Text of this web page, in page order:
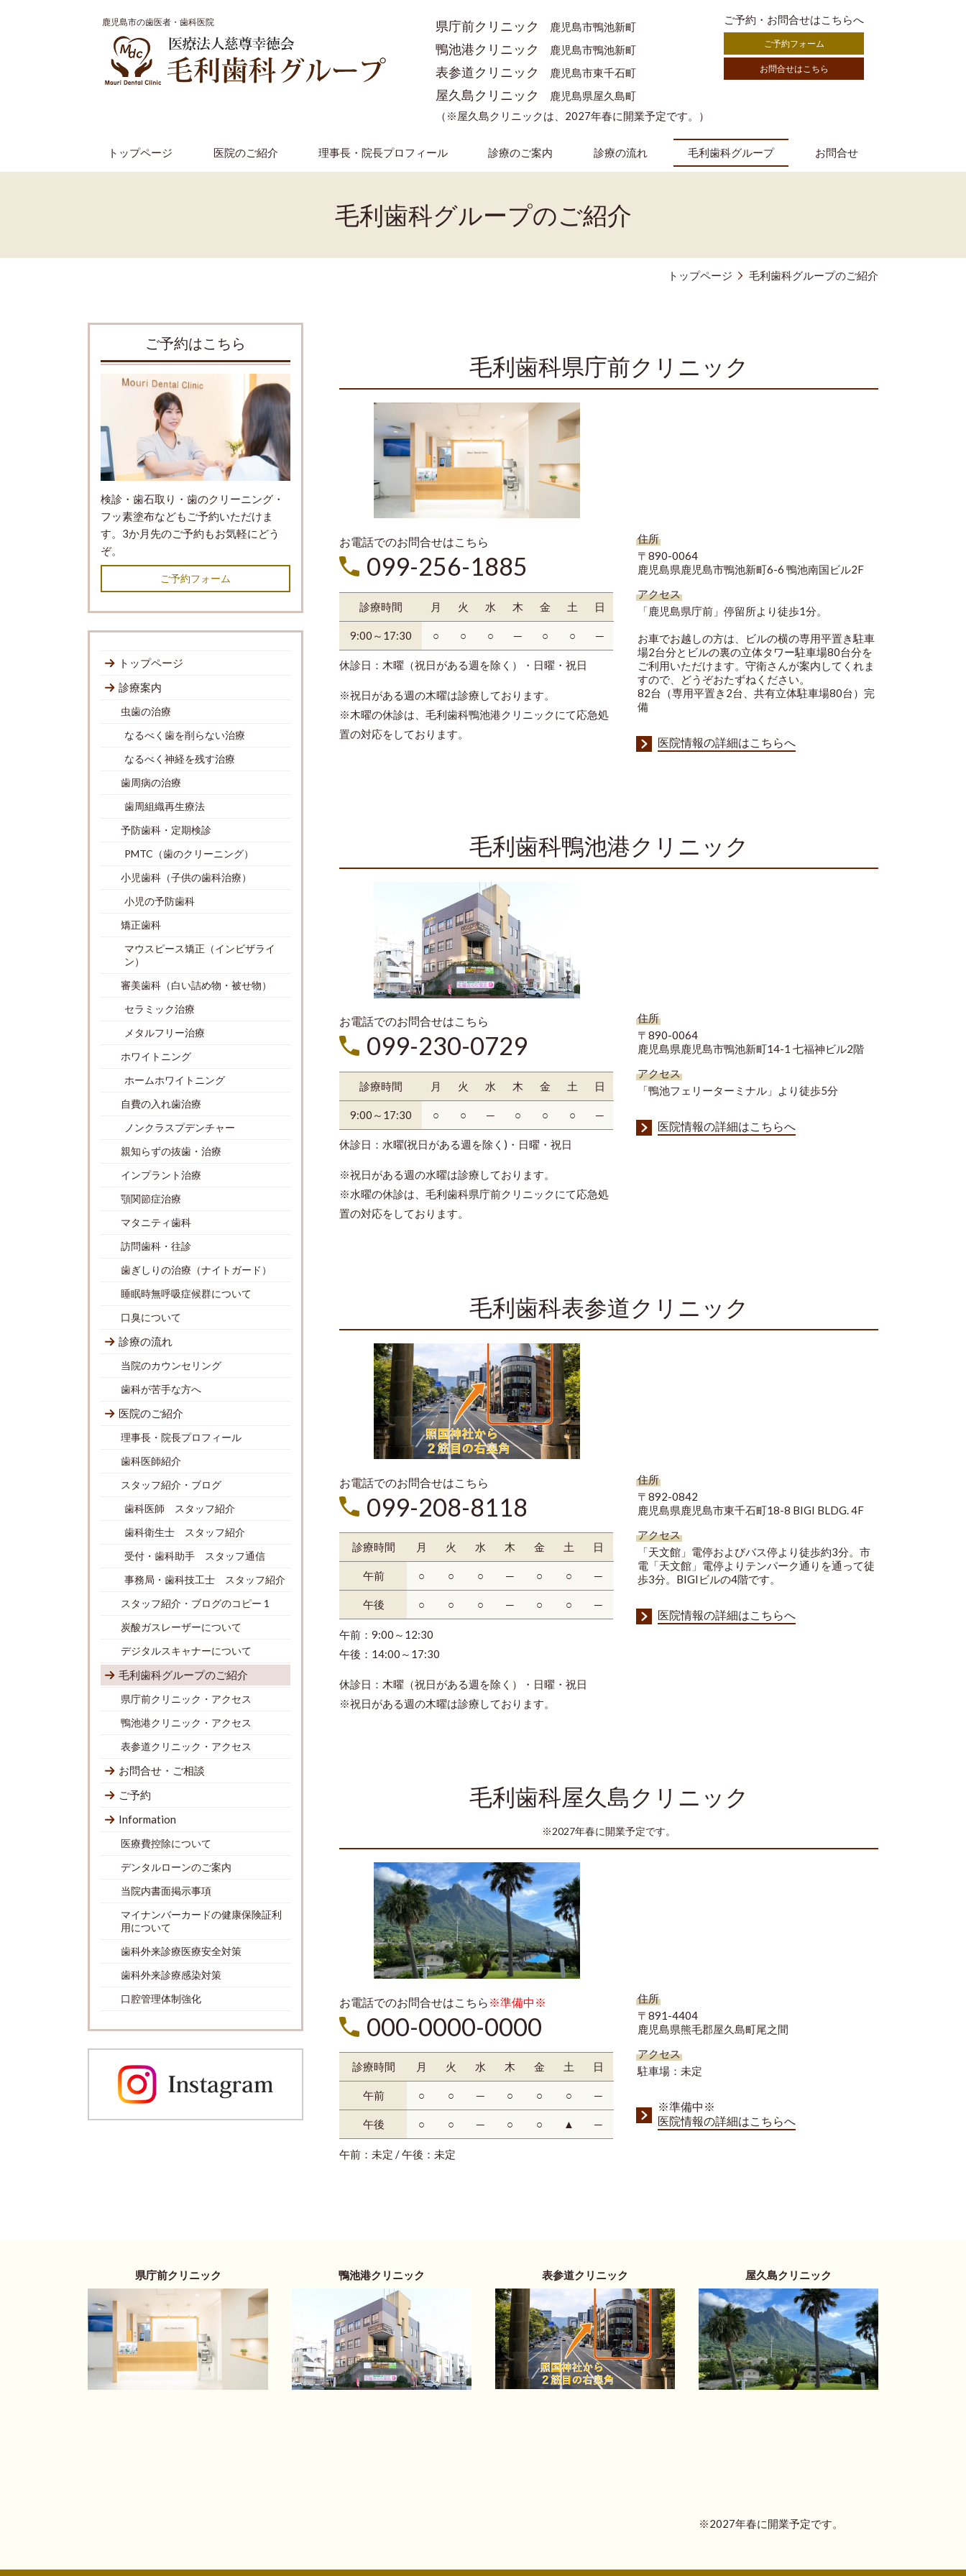
鹿児島市の歯医者・歯科医院 県庁前クリニック 鹿児島市鴨池新町
鴨池港クリニック 鹿児島市鴨池新町
表参道クリニック 鹿児島市東千石町
屋久島クリニック
鹿児島県屋久島町
（※屋久島クリニックは、2027年春に開業予定です。）
ご予約・お問合せはこちらへ
ご予約フォーム
お問合せはこちら
トップページ 医院のご紹介 理事長・院長プロフィール 診療のご案内 診療の流れ 毛利歯科グループ お問合せ
毛利歯科グループのご紹介
トップページ 毛利歯科グループのご紹介
毛利歯科県庁前クリニック
お電話でのお問合せはこちら
099-256-1885
診療時間 月 火 水 木 金 土 日
9:00～17:30 ○ ○ ○ ─ ○ ○ ─
休診日：木曜（祝日がある週を除く）・日曜・祝日
※祝日がある週の木曜は診療しております。
※木曜の休診は、毛利歯科鴨池港クリニックにて応急処
置の対応をしております。
住所
〒890-0064
鹿児島県鹿児島市鴨池新町6-6 鴨池南国ビル2F
アクセス
「鹿児島県庁前」停留所より徒歩1分。
お車でお越しの方は、ビルの横の専用平置き駐車
場2台分とビルの裏の立体タワー駐車場80台分を
ご利用いただけます。守衛さんが案内してくれま
すので、どうぞおたずねください。
82台（専用平置き2台、共有立体駐車場80台）完
備
医院情報の詳細はこちらへ
毛利歯科鴨池港クリニック
お電話でのお問合せはこちら
099-230-0729
診療時間 月 火 水 木 金 土 日
9:00～17:30 ○ ○ ─ ○ ○ ○ ─
休診日：水曜(祝日がある週を除く)・日曜・祝日
※祝日がある週の水曜は診療しております。
※水曜の休診は、毛利歯科県庁前クリニックにて応急処
置の対応をしております。
住所
〒890-0064
鹿児島県鹿児島市鴨池新町14-1 七福神ビル2階
アクセス
「鴨池フェリーターミナル」より徒歩5分
医院情報の詳細はこちらへ
毛利歯科表参道クリニック
お電話でのお問合せはこちら
099-208-8118
診療時間 月 火 水 木 金 土 日
午前 ○ ○ ○ ─ ○ ○ ─
午後 ○ ○ ○ ─ ○ ○ ─
午前：9:00～12:30
午後：14:00～17:30
休診日：木曜（祝日がある週を除く）・日曜・祝日
※祝日がある週の木曜は診療しております。
住所
〒892-0842
鹿児島県鹿児島市東千石町18-8 BIGI BLDG. 4F
アクセス
「天文館」電停およびバス停より徒歩約3分。市
電「天文館」電停よりテンパーク通りを通って徒
歩3分。BIGIビルの4階です。
医院情報の詳細はこちらへ
毛利歯科屋久島クリニック
※2027年春に開業予定です。
お電話でのお問合せはこちら ※準備中※
000-0000-0000
診療時間 月 火 水 木 金 土 日
午前 ○ ○ ─ ○ ○ ○ ─
午後 ○ ○ ─ ○ ○ ▲ ─
午前：未定 / 午後：未定
住所
〒891-4404
鹿児島県熊毛郡屋久島町尾之間
アクセス
駐車場：未定
※準備中※
医院情報の詳細はこちらへ
ご予約はこちら
検診・歯石取り・歯のクリーニング・
フッ素塗布などもご予約いただけま
す。3か月先のご予約もお気軽にどう
ぞ。
ご予約フォーム
トップページ
診療案内
虫歯の治療
なるべく歯を削らない治療
なるべく神経を残す治療
歯周病の治療
歯周組織再生療法
予防歯科・定期検診
PMTC（歯のクリーニング）
小児歯科（子供の歯科治療）
小児の予防歯科
矯正歯科
マウスピース矯正（インビザライ
ン）
審美歯科（白い詰め物・被せ物）
セラミック治療
メタルフリー治療
ホワイトニング
ホームホワイトニング
自費の入れ歯治療
ノンクラスプデンチャー
親知らずの抜歯・治療
インプラント治療
顎関節症治療
マタニティ歯科
訪問歯科・往診
歯ぎしりの治療（ナイトガード）
睡眠時無呼吸症候群について
口臭について
診療の流れ
当院のカウンセリング
歯科が苦手な方へ
医院のご紹介
理事長・院長プロフィール
歯科医師紹介
スタッフ紹介・ブログ
歯科医師 スタッフ紹介
歯科衛生士 スタッフ紹介
受付・歯科助手 スタッフ通信
事務局・歯科技工士 スタッフ紹介
スタッフ紹介・ブログのコピー 1
炭酸ガスレーザーについて
デジタルスキャナーについて
毛利歯科グループのご紹介
県庁前クリニック・アクセス
鴨池港クリニック・アクセス
表参道クリニック・アクセス
お問合せ・ご相談
ご予約
Information
医療費控除について
デンタルローンのご案内
当院内書面掲示事項
マイナンバーカードの健康保険証利
用について
歯科外来診療医療安全対策
歯科外来診療感染対策
口腔管理体制強化
県庁前クリニック 鴨池港クリニック 表参道クリニック 屋久島クリニック
※2027年春に開業予定です。